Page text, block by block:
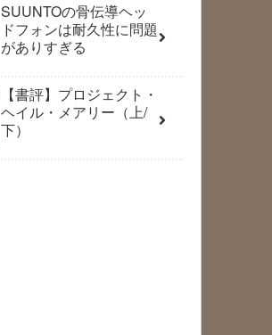
SUUNTOの骨伝導ヘッ
ドフォンは耐久性に問題
がありすぎる
【書評】プロジェクト・
ヘイル・メアリー（上/
下）